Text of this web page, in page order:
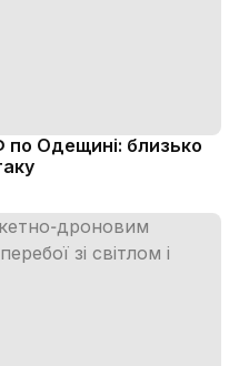
по Одещині: близько